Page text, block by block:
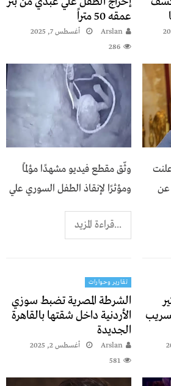
عن
عمقه 50 متراً
Arslan
أغسطس 7, 2025
286
وثّق مقطع فيديو مشهدًا مؤلمًا
ومؤثرًا لإنقاذ الطفل السوري علي
...قراءة المزيد
تقارير وحوارات
الشرطة المصرية تضبط سوزي
الأردنية داخل شقتها بالقاهرة
الجديدة
Arslan
أغسطس 2, 2025
581